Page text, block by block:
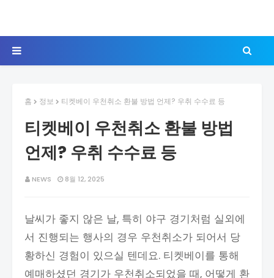
홈 정보 티켓베이 우천취소 환불 방법 언제? 우취 수수료 등
티켓베이 우천취소 환불 방법
언제? 우취 수수료 등
NEWS 8월 12, 2025
날씨가 좋지 않은 날, 특히 야구 경기처럼 실외에
서 진행되는 행사의 경우 우천취소가 되어서 당
황하신 경험이 있으실 텐데요. 티켓베이를 통해
예매하셨던 경기가 우천취소되었을 때, 어떻게 환